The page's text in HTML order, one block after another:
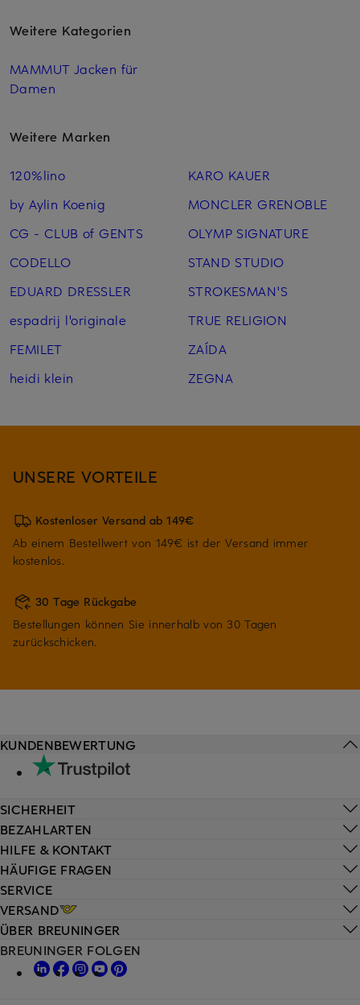
Weitere Kategorien
MAMMUT Jacken für
Damen
Weitere Marken
120%lino
by Aylin Koenig
CG - CLUB of GENTS
CODELLO
EDUARD DRESSLER
espadrij l'originale
FEMILET
heidi klein
KARO KAUER
MONCLER GRENOBLE
OLYMP SIGNATURE
STAND STUDIO
STROKESMAN'S
TRUE RELIGION
ZAÍDA
ZEGNA
UNSERE VORTEILE
Kostenloser Versand ab 149€
Ab einem Bestellwert von 149€ ist der Versand immer
kostenlos.
30 Tage Rückgabe
Bestellungen können Sie innerhalb von 30 Tagen
zurückschicken.
HILFE & KONTAKT
HÄUFIGE FRAGEN
SERVICE
VERSAND
KUNDENBEWERTUNG
SICHERHEIT
BEZAHLARTEN
ÜBER BREUNINGER
BREUNINGER FOLGEN